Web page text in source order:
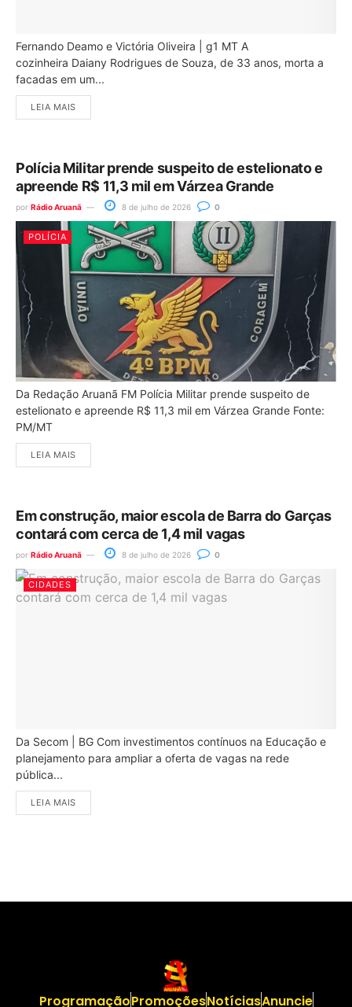
Fernando Deamo e Victória Oliveira | g1 MT A
cozinheira Daiany Rodrigues de Souza, de 33 anos, morta a
facadas em um...
LEIA MAIS
Polícia Militar prende suspeito de estelionato e
apreende R$ 11,3 mil em Várzea Grande
por Rádio Aruanã 8 de julho de 2026 0
POLÍCIA
Da Redação Aruanã FM Polícia Militar prende suspeito de
estelionato e apreende R$ 11,3 mil em Várzea Grande Fonte:
PM/MT
LEIA MAIS
Em construção, maior escola de Barra do Garças
contará com cerca de 1,4 mil vagas
por Rádio Aruanã 8 de julho de 2026 0
CIDADES
Da Secom | BG Com investimentos contínuos na Educação e
planejamento para ampliar a oferta de vagas na rede
pública...
LEIA MAIS
ProgramaçãoPromoçõesNotíciasAnuncie